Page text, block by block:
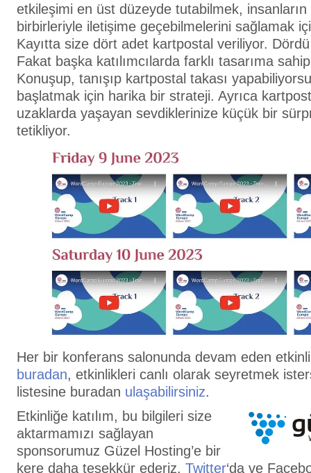
etkileşimi en üst düzeyde tutabilmek,
birbirleriyle iletişime geçebilmelerini sağlamak
Kayıtta size dört adet kartpostal veriliyor.
Fakat başka katılımcılarda farklı tasarıma
Konuşup, tanışıp kartpostal takası
başlatmak için harika bir strateji. Ayrıca
uzaklarda yaşayan sevdiklerinize küçük bir
tetikliyor.
Her bir konferans salonunda devam eden
buradan, etkinlikleri canlı olarak seyretmek
listesine buradan ulaşabilirsiniz.
Etkinliğe katılım, bu bilgileri size
aktarmamızı sağlayan
sponsorumuz Güzel Hosting’e bir
kere daha teşekkür ederiz. Twitter‘da ve